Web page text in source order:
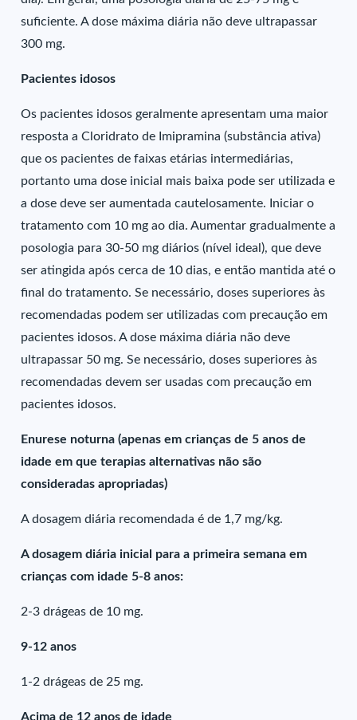
suficiente. A dose máxima diária não deve ultrapassar
300 mg.
Pacientes idosos
Os pacientes idosos geralmente apresentam uma maior
resposta a Cloridrato de Imipramina (substância ativa)
que os pacientes de faixas etárias intermediárias,
portanto uma dose inicial mais baixa pode ser utilizada e
a dose deve ser aumentada cautelosamente. Iniciar o
tratamento com 10 mg ao dia. Aumentar gradualmente a
posologia para 30-50 mg diários (nível ideal), que deve
ser atingida após cerca de 10 dias, e então mantida até o
final do tratamento. Se necessário, doses superiores às
recomendadas podem ser utilizadas com precaução em
pacientes idosos. A dose máxima diária não deve
ultrapassar 50 mg. Se necessário, doses superiores às
recomendadas devem ser usadas com precaução em
pacientes idosos.
Enurese noturna (apenas em crianças de 5 anos de
idade em que terapias alternativas não são
consideradas apropriadas)
A dosagem diária recomendada é de 1,7 mg/kg.
A dosagem diária inicial para a primeira semana em
crianças com idade 5-8 anos:
2-3 drágeas de 10 mg.
9-12 anos
1-2 drágeas de 25 mg.
Acima de 12 anos de idade